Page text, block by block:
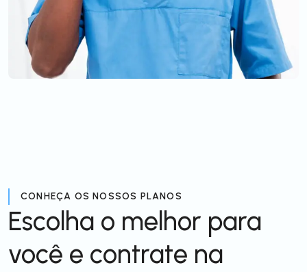
CONHEÇA OS NOSSOS PLANOS
Escolha o melhor para
você e contrate na